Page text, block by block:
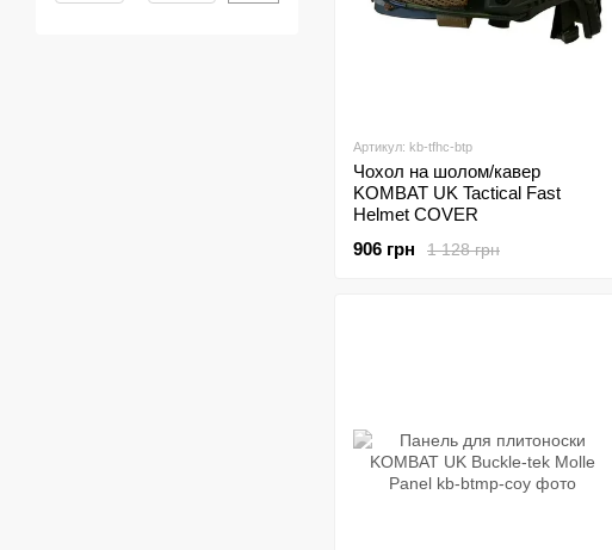
Артикул: kb-tfhc-btp
Чохол на шолом/кавер
KOMBAT UK Tactical Fast
Helmet COVER
1 128 грн
906 грн